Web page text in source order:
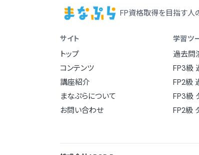
FP資格取得を目指す人
サイト
トップ
コンテンツ
講座紹介
まなぷらについて
お問い合わせ
学習ツ
過去問
FP3級
FP2級
FP3級
FP2級